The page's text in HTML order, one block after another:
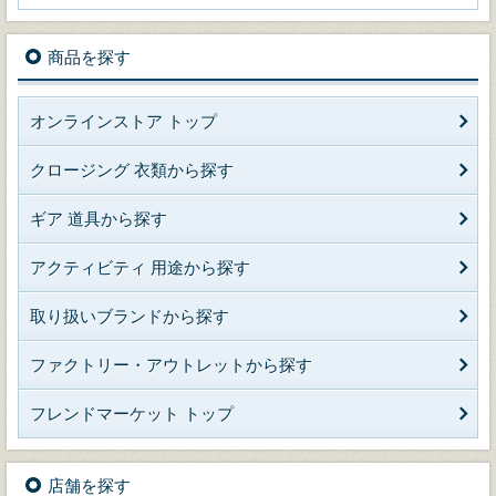
商品を探す
オンラインストア トップ
クロージング 衣類から探す
ギア 道具から探す
アクティビティ 用途から探す
取り扱いブランドから探す
ファクトリー・アウトレットから探す
フレンドマーケット トップ
店舗を探す